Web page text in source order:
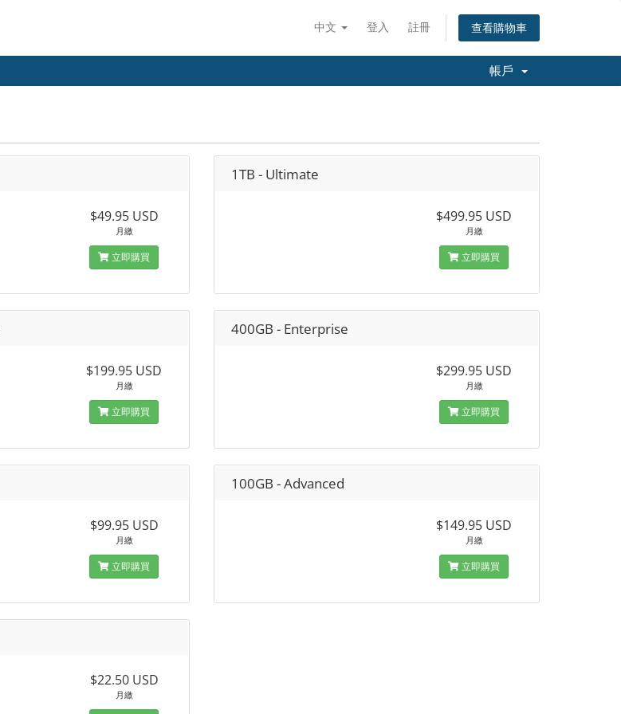
中文 登入 註冊 查看購物車
帳戶
$49.95 USD
月繳
立即購買
1TB - Ultimate
$499.95 USD
月繳
立即購買
$199.95 USD
月繳
立即購買
400GB - Enterprise
$299.95 USD
月繳
立即購買
$99.95 USD
月繳
立即購買
100GB - Advanced
$149.95 USD
月繳
立即購買
$22.50 USD
月繳